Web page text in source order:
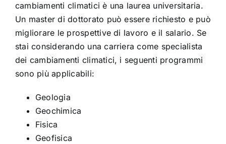
cambiamenti climatici è una laurea universitaria.
Un master di dottorato può essere richiesto e può
migliorare le prospettive di lavoro e il salario. Se
stai considerando una carriera come specialista
dei cambiamenti climatici, i seguenti programmi
sono più applicabili:
Geologia
Geochimica
Fisica
Geofisica